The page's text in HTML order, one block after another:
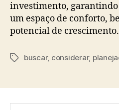
investimento, garantindo
um espaço de conforto,
potencial de crescimento.
Tagsbuscar, considerar,